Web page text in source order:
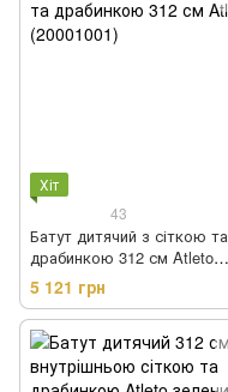
Хіт
43
Батут дитячий з сіткою та
драбинкою 312 см Atleto
(20001001)
5 121 грн